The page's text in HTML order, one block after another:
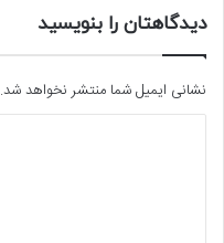
دیدگاهتان را بنویسید
نشانی ایمیل شما منتشر نخواهد شد.